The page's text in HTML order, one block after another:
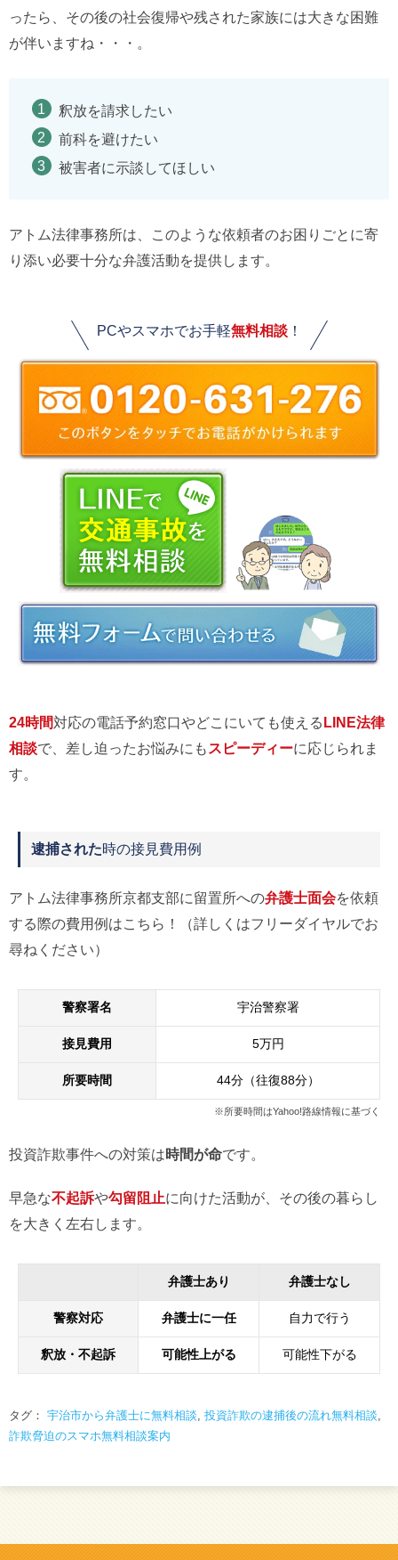
ったら、その後の社会復帰や残された家族には大きな困難
が伴いますね・・・。
釈放を請求したい
前科を避けたい
被害者に示談してほしい
アトム法律事務所は、このような依頼者のお困りごとに寄
り添い必要十分な弁護活動を提供します。
PCやスマホでお手軽無料相談！
24時間対応の電話予約窓口やどこにいても使えるLINE法律
相談で、差し迫ったお悩みにも スピーディーに応じられま
す。
逮捕された時の接見費用例
アトム法律事務所京都支部に留置所への弁護士面会を依頼
する際の費用例はこちら！（詳しくはフリーダイヤルでお
尋ねください）
警察署名 宇治警察署
接見費用 5万円
所要時間 44分（往復88分）
※所要時間はYahoo!路線情報に基づく
投資詐欺事件への対策は時間が命です。
早急な不起訴や勾留阻止に向けた活動が、その後の暮らし
を大きく左右します。
弁護士あり 弁護士なし
警察対応 弁護士に一任 自力で行う
釈放・不起訴 可能性上がる 可能性下がる
タグ： 宇治市から弁護士に無料相談, 投資詐欺の逮捕後の流れ無料相談,
詐欺脅迫のスマホ無料相談案内